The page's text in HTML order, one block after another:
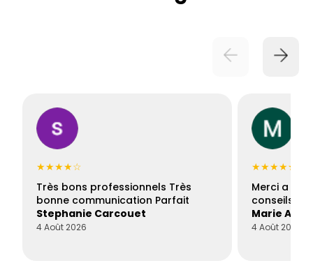
★★★★☆
Très bons professionnels Très
bonne communication Parfait
Stephanie Carcouet
4 Août 2026
★★★★★
Merci a
conseils
Marie
4 Août 2026